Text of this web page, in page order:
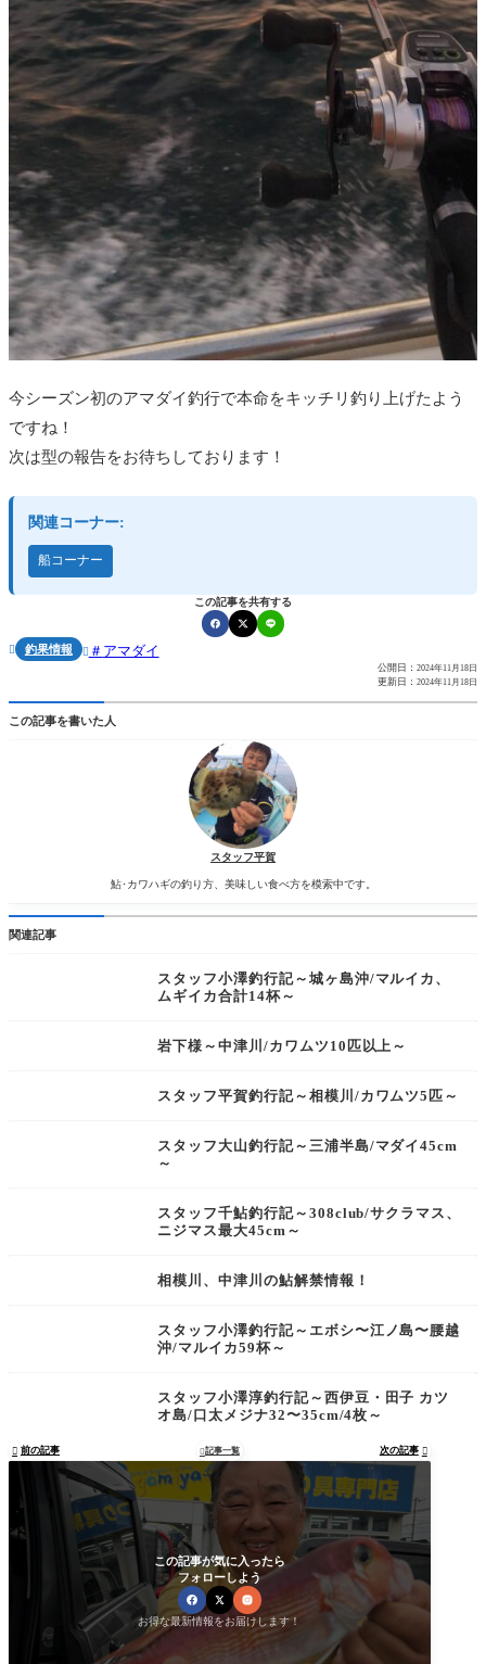
今シーズン初のアマダイ釣行で本命をキッチリ釣り上げたよう
ですね！
次は型の報告をお待ちしております！
関連コーナー:
船コーナー
この記事を共有する
 釣果情報  アマダイ
公開日： 2024年11月18日
更新日： 2024年11月18日
この記事を書いた人
スタッフ平賀
鮎･カワハギの釣り方、美味しい食べ方を模索中です。
関連記事
スタッフ小澤釣行記～城ヶ島沖/マルイカ、
ムギイカ合計14杯～
岩下様～中津川/カワムツ10匹以上～
スタッフ平賀釣行記～相模川/カワムツ5匹～
スタッフ大山釣行記～三浦半島/マダイ45cm
～
スタッフ千鮎釣行記～308club/サクラマス、
ニジマス最大45cm～
相模川、中津川の鮎解禁情報！
スタッフ小澤釣行記～エボシ〜江ノ島〜腰越
沖/マルイカ59杯～
スタッフ小澤淳釣行記～西伊豆・田子 カツ
オ島/口太メジナ32〜35cm/4枚～
 前の記事 記事一覧 次の記事 
この記事が気に入ったら
フォローしよう
お得な最新情報をお届けします！